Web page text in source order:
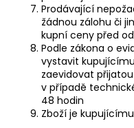
Prodávající
žádnou zálohu či
kupní ceny před
Podle zákona o
vystavit
zaevidovat
v případě
48 hodin
Zboží je